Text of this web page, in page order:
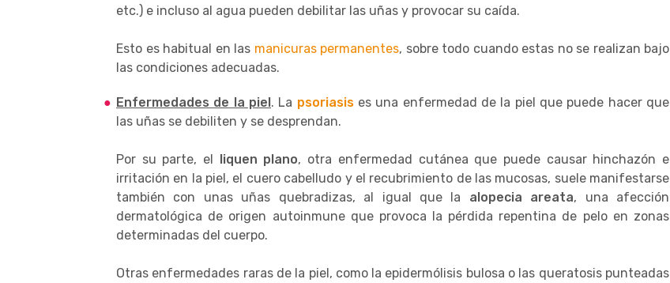
etc.) e incluso al agua pueden debilitar las uñas y provocar su caída.
Esto es habitual en las manicuras permanentes, sobre todo cuando estas no se realizan bajo
las condiciones adecuadas.
Enfermedades de la piel. La psoriasises una enfermedad de la piel que puede hacer que
las uñas se debiliten y se desprendan.
Por su parte, el liquen plano, otra enfermedad cutánea que puede causar hinchazón e
irritación en la piel, el cuero cabelludo y el recubrimiento de las mucosas, suele manifestarse
también con unas uñas quebradizas, al igual que la alopecia areata, una afección
dermatológica de origen autoinmune que provoca la pérdida repentina de pelo en zonas
determinadas del cuerpo.
Otras enfermedades raras de la piel, como la epidermólisis bulosa o las queratosis punteadas